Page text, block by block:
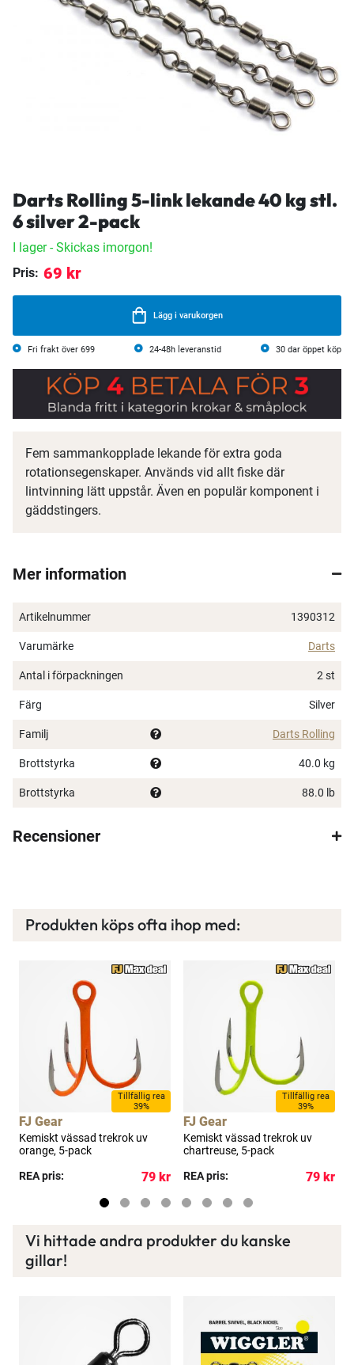
Darts Rolling 5-link lekande 40 kg stl.
6 silver 2-pack
I lager- Skickas imorgon!
Pris: 69 kr
Lägg i varukorgen
Fri frakt över 699 24-48h leveranstid 30 dar öppet köp
Fem sammankopplade lekande för extra goda
rotationsegenskaper. Används vid allt fiske där
lintvinning lätt uppstår. Även en populär komponent i
gäddstingers.
Mer information
Artikelnummer 1390312
Varumärke Darts
Antal i förpackningen 2 st
Färg Silver
Familj Darts Rolling
Brottstyrka 40.0 kg
Brottstyrka 88.0 lb
Recensioner
Produkten köps ofta ihop med:
Tillfällig rea
39%
FJ Gear
Kemiskt vässad trekrok uv
orange, 5-pack
REA pris:
79 kr
Tillfällig rea
39%
FJ Gear
Kemiskt vässad trekrok uv
chartreuse, 5-pack
REA pris:
79 kr
Vi hittade andra produkter du kanske
gillar!